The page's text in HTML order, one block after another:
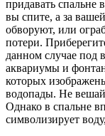
придавать спальне
вы спите, а за
обворуют, или
потери.
данном случае под
аквариумы и
которых
водопады. Не
Однако в спальне
символизирует